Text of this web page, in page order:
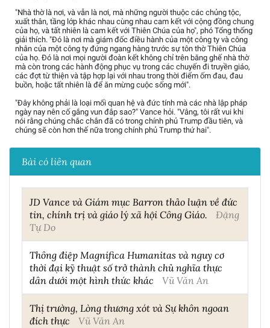
"Nhà thờ là nơi, và vẫn là nơi, mà những người thuộc các chủng tộc,
xuất thân, tầng lớp khác nhau cùng nhau cam kết với cộng đồng chung
của họ, và tất nhiên là cam kết với Thiên Chúa của họ", phó Tổng thống
giải thích. "Đó là nơi mà giám đốc điều hành của một công ty và công
nhân của một công ty đứng ngang hàng trước sự tôn thờ Thiên Chúa
của họ. Đó là nơi mọi người đoàn kết không chỉ trên băng ghế nhà thờ
mà còn trong các hành động phục vụ trong các chuyến đi truyền giáo,
các đợt từ thiện và tập hợp lại với nhau trong thời điểm ốm đau, đau
buồn, hoặc tất nhiên là để ăn mừng cuộc sống mới".
"Đây không phải là loại mối quan hệ và đức tính mà các nhà lập pháp
ngày nay nên cố gắng vun đắp sao?" Vance hỏi. "Vâng, tôi rất vui khi
nói rằng chúng chắc chắn đã có trong chính phủ Trump đầu tiên, và
chúng sẽ còn hơn thế nữa trong chính phủ Trump thứ hai".
Bài có liên quan
JD Vance và Giám mục Barron thảo luận về đức
tin, chính trị và giáo lý xã hội Công Giáo.
Đặng
Tự Do
Thông điệp Magnifica Humanitas và nguy cơ
thời đại kỹ thuật số trở thành chủ nghĩa thực
dân dưới một hình thức khác
Vũ Văn An
Thị trường, Lòng thương xót và Sự khôn ngoan
đích thực
Vũ Văn An